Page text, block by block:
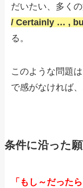
だいたい、多くの
/ Certainly … ,
る。
このような問題
で感がなければ
条件に沿った
「もし～だった